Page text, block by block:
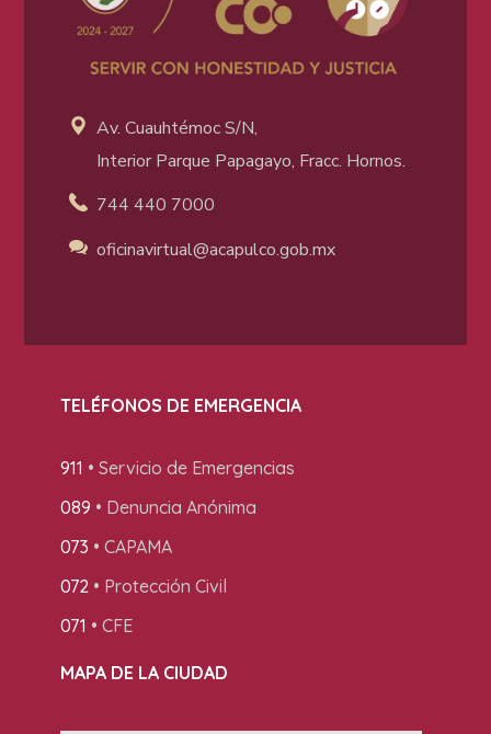
Av. Cuauhtémoc S/N,
Interior Parque Papagayo, Fracc. Hornos.
744 440 7000
oficinavirtual@acapulco.gob.mx
TELÉFONOS DE EMERGENCIA
911 • Servicio de Emergencias
089 • Denuncia Anónima
073 • CAPAMA
072 • Protección Civil
071 • CFE
MAPA DE LA CIUDAD